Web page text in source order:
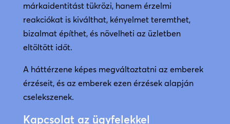
márkaidentitást tükrözi, hanem érzelmi
reakciókat is kiválthat, kényelmet teremthet,
bizalmat építhet, és növelheti az üzletben
eltöltött időt.
A háttérzene képes megváltoztatni az emberek
érzéseit, és az emberek ezen érzések alapján
cselekszenek.
Kapcsolat az ügyfelekkel